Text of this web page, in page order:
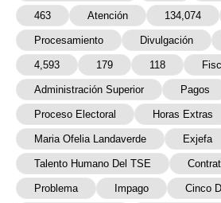
463 Atención 134,074
Procesamiento Divulgación
4,593 179 118
Administración Superior Pagos
Proceso Electoral Horas Extras
Maria Ofelia Landaverde Exjefa
Talento Humano Del TSE
Problema Impago Cinco